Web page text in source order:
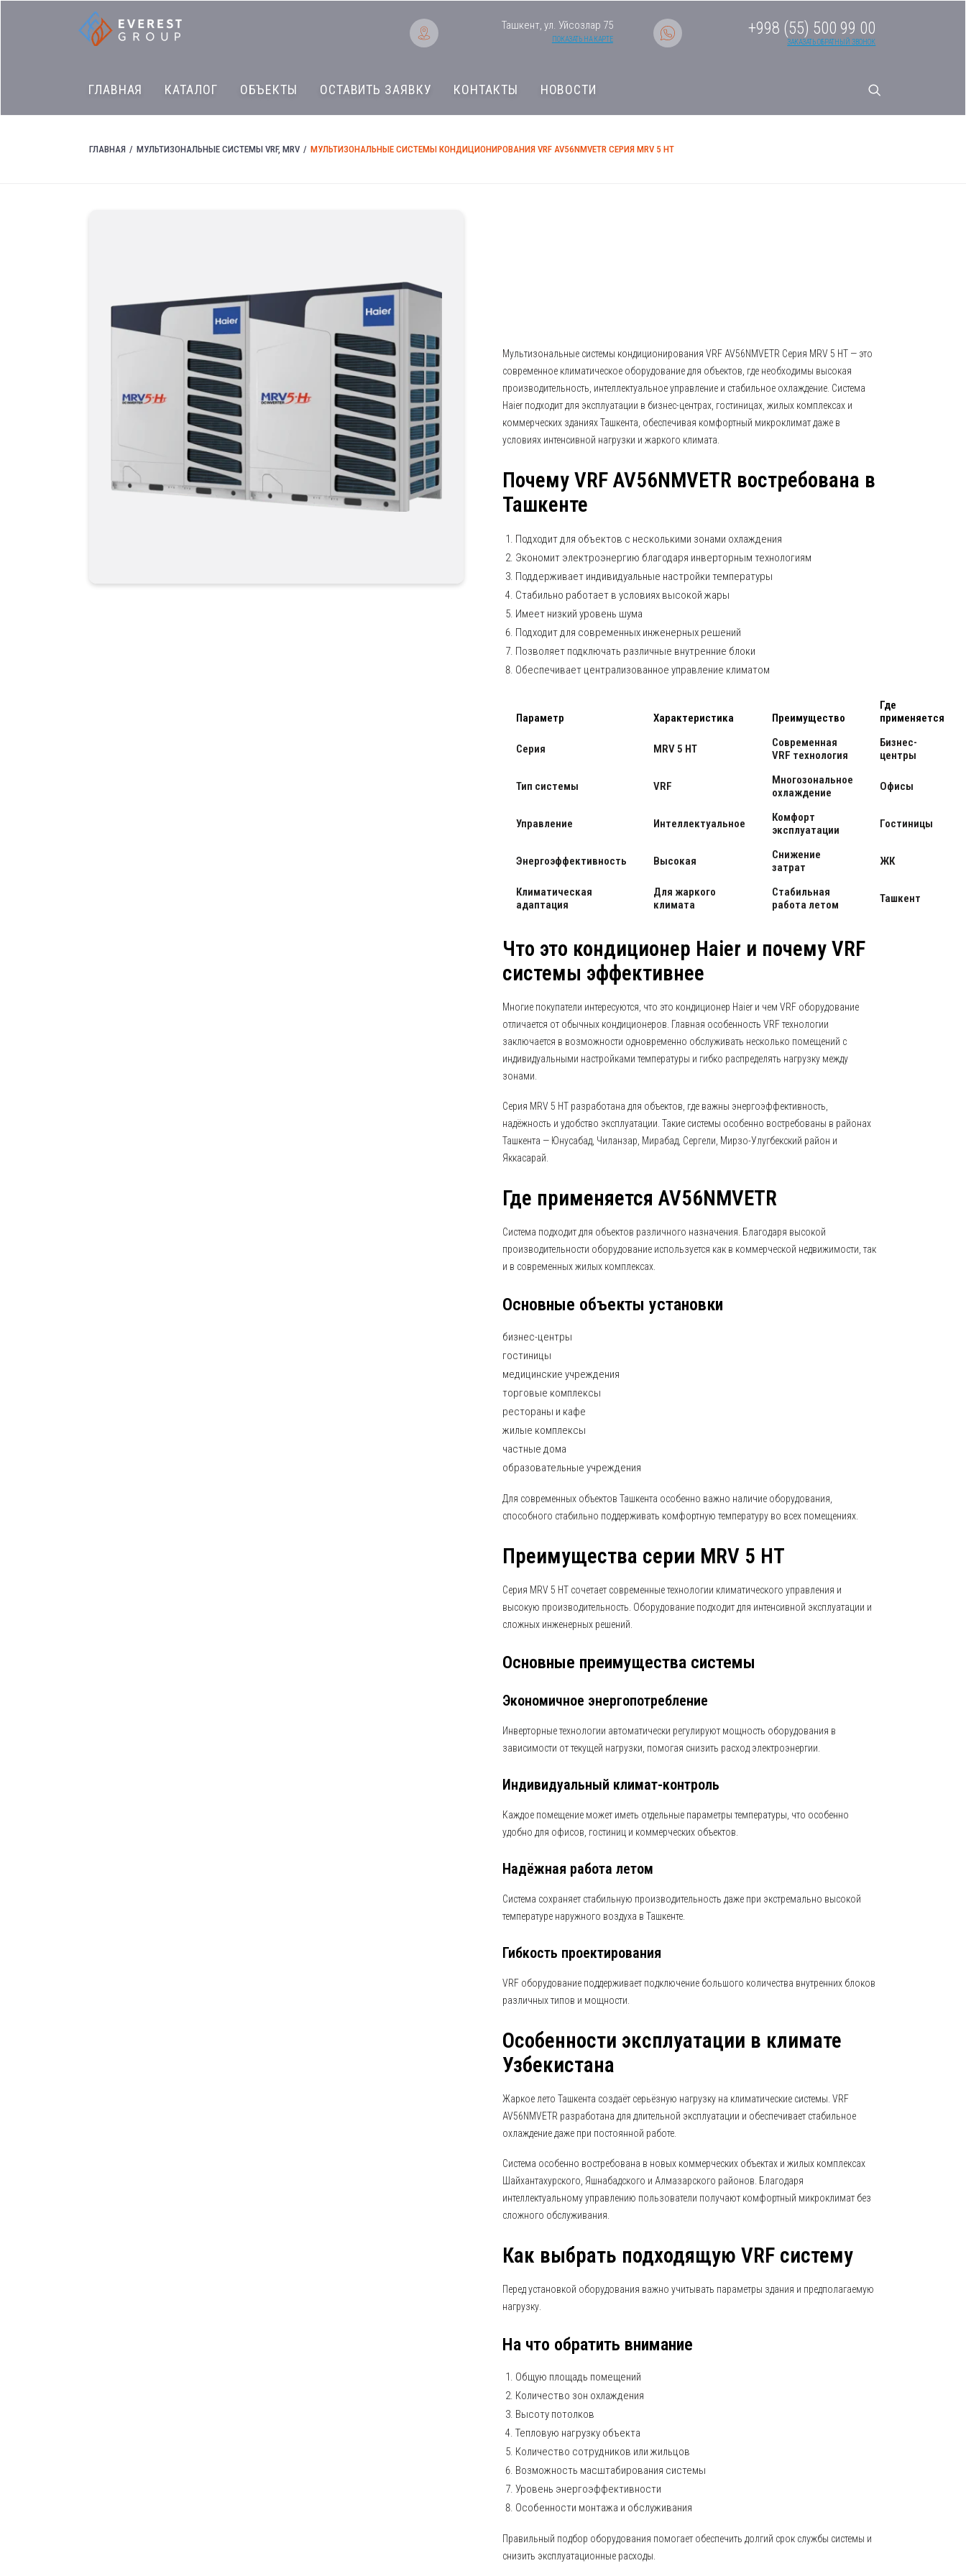
Ташкент, ул. Уйсозлар 75
ПОКАЗАТЬ НА КАРТЕ
+998 (55) 500 99 00
ЗАКАЗАТЬ ОБРАТНЫЙ ЗВОНОК
ГЛАВНАЯ КАТАЛОГ ОБЪЕКТЫ ОСТАВИТЬ ЗАЯВКУ КОНТАКТЫ НОВОСТИ
ГЛАВНАЯ МУЛЬТИЗОНАЛЬНЫЕ СИСТЕМЫ VRF, MRV МУЛЬТИЗОНАЛЬНЫЕ СИСТЕМЫ КОНДИЦИОНИРОВАНИЯ VRF AV56NMVETR СЕРИЯ MRV 5 HT
Мультизональные системы кондиционирования VRF AV56NMVETR Серия MRV 5 HT — это
современное климатическое оборудование для объектов, где необходимы высокая
производительность, интеллектуальное управление и стабильное охлаждение. Система
Haier подходит для эксплуатации в бизнес-центрах, гостиницах, жилых комплексах и
коммерческих зданиях Ташкента, обеспечивая комфортный микроклимат даже в
условиях интенсивной нагрузки и жаркого климата.
Почему VRF AV56NMVETR востребована в
Ташкенте
Подходит для объектов с несколькими зонами охлаждения
Экономит электроэнергию благодаря инверторным технологиям
Поддерживает индивидуальные настройки температуры
Стабильно работает в условиях высокой жары
Имеет низкий уровень шума
Подходит для современных инженерных решений
Позволяет подключать различные внутренние блоки
Обеспечивает централизованное управление климатом
Параметр Характеристика Преимущество
Где
применяется
Серия MRV 5 HT
Современная
VRF технология
Бизнес-
центры
Тип системы VRF
Многозональное
охлаждение
Офисы
Управление Интеллектуальное
Комфорт
эксплуатации
Гостиницы
Энергоэффективность Высокая
Снижение
затрат
ЖК
Климатическая
адаптация
Для жаркого
климата
Стабильная
работа летом
Ташкент
Что это кондиционер Haier и почему VRF
системы эффективнее
Многие покупатели интересуются, что это кондиционер Haier и чем VRF оборудование
отличается от обычных кондиционеров. Главная особенность VRF технологии
заключается в возможности одновременно обслуживать несколько помещений с
индивидуальными настройками температуры и гибко распределять нагрузку между
зонами.
Серия MRV 5 HT разработана для объектов, где важны энергоэффективность,
надёжность и удобство эксплуатации. Такие системы особенно востребованы в районах
Ташкента — Юнусабад, Чиланзар, Мирабад, Сергели, Мирзо-Улугбекский район и
Яккасарай.
Где применяется AV56NMVETR
Система подходит для объектов различного назначения. Благодаря высокой
производительности оборудование используется как в коммерческой недвижимости, так
и в современных жилых комплексах.
Основные объекты установки
бизнес-центры
гостиницы
медицинские учреждения
торговые комплексы
рестораны и кафе
жилые комплексы
частные дома
образовательные учреждения
Для современных объектов Ташкента особенно важно наличие оборудования,
способного стабильно поддерживать комфортную температуру во всех помещениях.
Преимущества серии MRV 5 HT
Серия MRV 5 HT сочетает современные технологии климатического управления и
высокую производительность. Оборудование подходит для интенсивной эксплуатации и
сложных инженерных решений.
Основные преимущества системы
Экономичное энергопотребление
Инверторные технологии автоматически регулируют мощность оборудования в
зависимости от текущей нагрузки, помогая снизить расход электроэнергии.
Индивидуальный климат-контроль
Каждое помещение может иметь отдельные параметры температуры, что особенно
удобно для офисов, гостиниц и коммерческих объектов.
Надёжная работа летом
Система сохраняет стабильную производительность даже при экстремально высокой
температуре наружного воздуха в Ташкенте.
Гибкость проектирования
VRF оборудование поддерживает подключение большого количества внутренних блоков
различных типов и мощности.
Особенности эксплуатации в климате
Узбекистана
Жаркое лето Ташкента создаёт серьёзную нагрузку на климатические системы. VRF
AV56NMVETR разработана для длительной эксплуатации и обеспечивает стабильное
охлаждение даже при постоянной работе.
Система особенно востребована в новых коммерческих объектах и жилых комплексах
Шайхантахурского, Яшнабадского и Алмазарского районов. Благодаря
интеллектуальному управлению пользователи получают комфортный микроклимат без
сложного обслуживания.
Как выбрать подходящую VRF систему
Перед установкой оборудования важно учитывать параметры здания и предполагаемую
нагрузку.
На что обратить внимание
Общую площадь помещений
Количество зон охлаждения
Высоту потолков
Тепловую нагрузку объекта
Количество сотрудников или жильцов
Возможность масштабирования системы
Уровень энергоэффективности
Особенности монтажа и обслуживания
Правильный подбор оборудования помогает обеспечить долгий срок службы системы и
снизить эксплуатационные расходы.